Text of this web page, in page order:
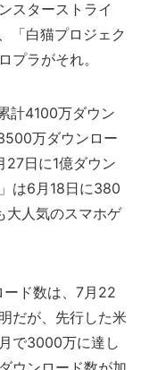
スターストライ
「白猫プロジェク
プラがそれ。
計4100万ダウン
万ダウンロー
27日に1億ダウン
は6月18日に380
大人気のスマホゲ
ド数は、7月22
だが、先行した米
で3000万に達し